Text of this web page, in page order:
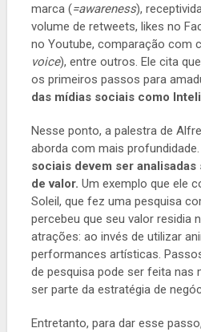
marca (=awareness),
volume de retweets, likes no
no Youtube, comparação com
voice), entre outros. Ele cita
os primeiros passos para
das mídias sociais como
Nesse ponto, a palestra de
aborda com mais profundidade.
sociais devem ser
de valor. Um exemplo que ele
Soleil, que fez uma pesquisa
percebeu que seu valor residia
atrações: ao invés de utilizar
performances artísticas.
de pesquisa pode ser feita nas
ser parte da estratégia de
Entretanto, para dar esse